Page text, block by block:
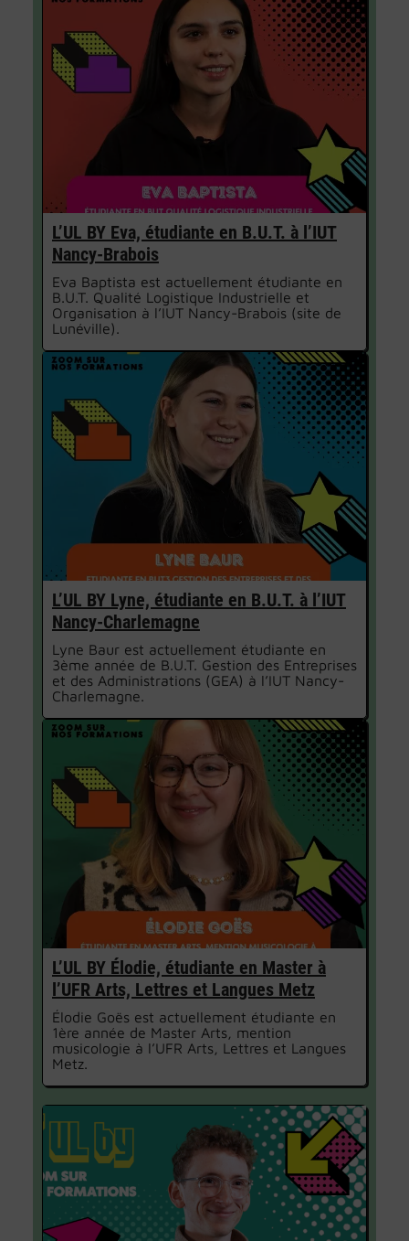
L’UL BY Eva, étudiante en B.U.T. à l’IUT
Nancy-Brabois
Eva Baptista est actuellement étudiante en
B.U.T. Qualité Logistique Industrielle et
Organisation à l’IUT Nancy-Brabois (site de
Lunéville).
L’UL BY Lyne, étudiante en B.U.T. à l’IUT
Nancy-Charlemagne
Lyne Baur est actuellement étudiante en
3ème année de B.U.T. Gestion des Entreprises
et des Administrations (GEA) à l’IUT Nancy-
Charlemagne.
L’UL BY Élodie, étudiante en Master à
l’UFR Arts, Lettres et Langues Metz
Élodie Goës est actuellement étudiante en
1ère année de Master Arts, mention
musicologie à l’UFR Arts, Lettres et Langues
Metz.